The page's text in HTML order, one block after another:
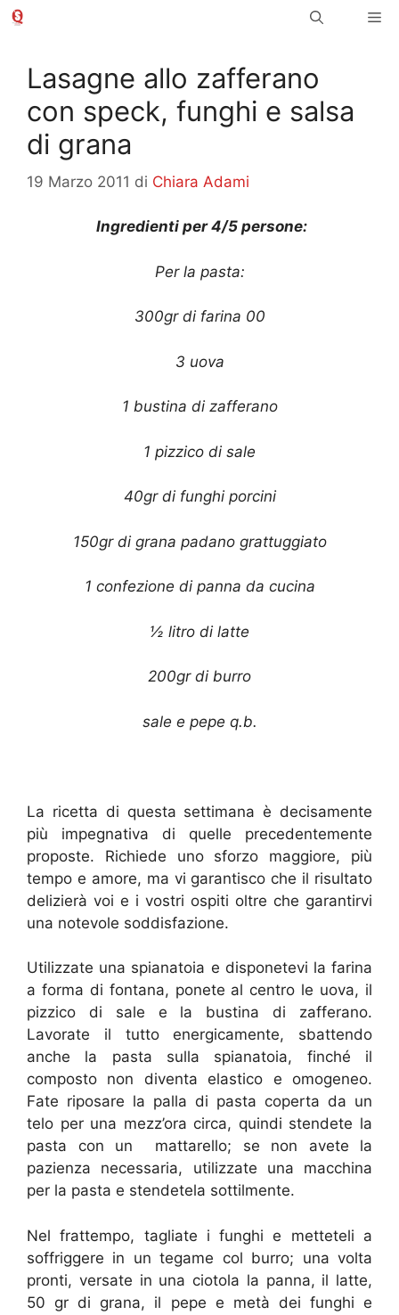
Vai
Lasagne allo zafferano
con speck, funghi e salsa
di grana
19 Marzo 2011 di Chiara Adami
Ingredienti per 4/5 persone:
Per la pasta:
300gr di farina 00
3 uova
1 bustina di zafferano
1 pizzico di sale
40gr di funghi porcini
150gr di grana padano grattuggiato
1 confezione di panna da cucina
½ litro di latte
200gr di burro
sale e pepe q.b.
La ricetta di questa settimana è decisamente
più impegnativa di quelle precedentemente
proposte. Richiede uno sforzo maggiore, più
tempo e amore, ma vi garantisco che il risultato
delizierà voi e i vostri ospiti oltre che garantirvi
una notevole soddisfazione.
Utilizzate una spianatoia e disponetevi la farina
a forma di fontana, ponete al centro le uova, il
pizzico di sale e la bustina di zafferano.
Lavorate il tutto energicamente, sbattendo
anche la pasta sulla spianatoia, finché il
composto non diventa elastico e omogeneo.
Fate riposare la palla di pasta coperta da un
telo per una mezz’ora circa, quindi stendete la
pasta con un mattarello; se non avete la
pazienza necessaria, utilizzate una macchina
per la pasta e stendetela sottilmente.
Nel frattempo, tagliate i funghi e metteteli a
soffriggere in un tegame col burro; una volta
pronti, versate in una ciotola la panna, il latte,
50 gr di grana, il pepe e metà dei funghi e